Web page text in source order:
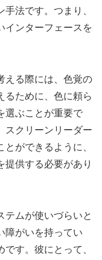
法です。つまり、
インターフェースを
える際には、色覚の
るために、色に頼ら
選ぶことが重要で
スクリーンリーダー
ができるように、
提供する必要があり
テムが使いづらいと
障がいを持ってい
す。彼にとって、